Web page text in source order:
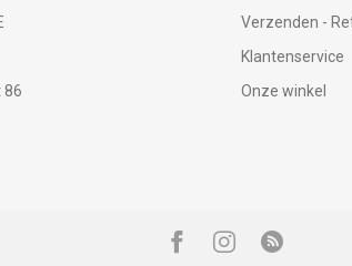
86
Verzenden -
Klantenservice
Onze winkel